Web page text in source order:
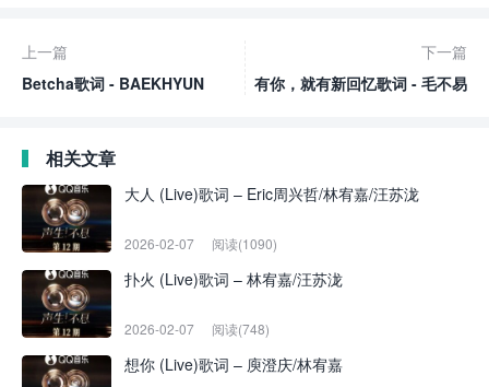
上一篇
Betcha歌词 - BAEKHYUN
下一篇
有你，就有新回忆歌词 - 毛不易
相关文章
大人 (Live)歌词 – Eric周兴哲/林宥嘉/汪苏泷
2026-02-07 阅读(1090)
扑火 (Live)歌词 – 林宥嘉/汪苏泷
2026-02-07 阅读(748)
想你 (Live)歌词 – 庾澄庆/林宥嘉